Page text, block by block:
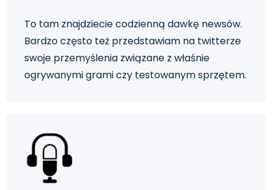
To tam znajdziecie codzienną dawkę newsów.
Bardzo często też przedstawiam na twitterze
swoje przemyślenia związane z właśnie
ogrywanymi grami czy testowanym sprzętem.